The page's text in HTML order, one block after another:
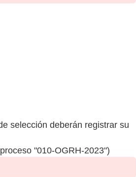
selección deberán registrar su
"010-OGRH-2023")